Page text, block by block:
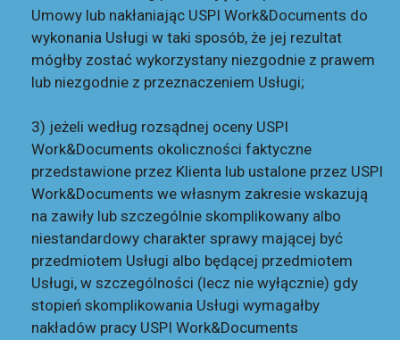
Umowy lub nakłaniając USPI Work&Documents do
wykonania Usługi w taki sposób, że jej rezultat
mógłby zostać wykorzystany niezgodnie z prawem
lub niezgodnie z przeznaczeniem Usługi;
3) jeżeli według rozsądnej oceny USPI
Work&Documents okoliczności faktyczne
przedstawione przez Klienta lub ustalone przez USPI
Work&Documents we własnym zakresie wskazują
na zawiły lub szczególnie skomplikowany albo
niestandardowy charakter sprawy mającej być
przedmiotem Usługi albo będącej przedmiotem
Usługi, w szczególności (lecz nie wyłącznie) gdy
stopień skomplikowania Usługi wymagałby
nakładów pracy USPI Work&Documents